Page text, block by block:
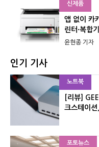
신제품
앱 없이 카
린터·복합
윤현종 기자
인기 기사
노트북
[리뷰]
크스테이
포토뉴스